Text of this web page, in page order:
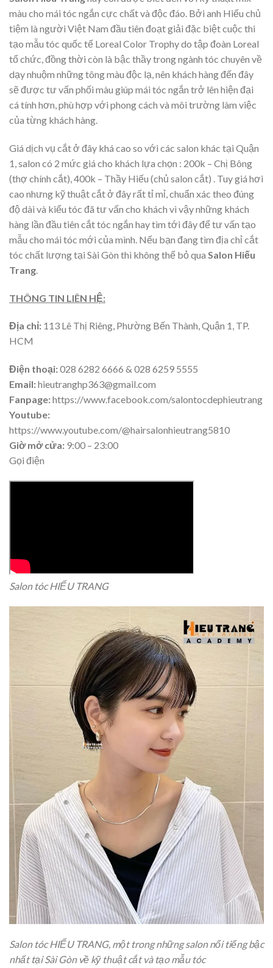
màu cho mái tóc ngắn cực chất và độc đáo. Bởi anh Hiếu chủ
tiệm là người Việt Nam đầu tiên đoạt giải đặc biệt cuộc thi
tạo mẫu tóc quốc tế Loreal Color Trophy do tập đoàn Loreal
tổ chức, đồng thời còn là bậc thầy trong ngành tóc chuyên về
dạy nhuộm những tông màu độc lạ, nên khách hàng đến đây
sẽ được tư vấn phối màu giúp mái tóc ngắn trở lên hiện đại
cá tính hơn, phù hợp với phong cách và môi trường làm việc
của từng khách hàng.
Giá dịch vụ cắt ở đây khá cao so với các salon khác tại Quận
1, salon có 2 mức giá cho khách lựa chọn : 200k – Chị Bông
(thợ chính cắt), 400k – Thầy Hiếu (chủ salon cắt) . Tuy giá hơi
cao nhưng kỹ thuật cắt ở đây rất tỉ mỉ, chuẩn xác theo đúng
độ dài và kiểu tóc đã tư vấn cho khách vì vậy những khách
hàng lần đầu tiên cắt tóc ngắn hay tìm tới đây để tư vấn tạo
mẫu cho mái tóc mới của mình. Nếu bạn đang tìm địa chỉ cắt
tóc chất lượng tại Sài Gòn thì không thể bỏ qua Salon Hiếu
Trang
THÔNG TIN LIÊN HỆ:
Địa chỉ: 113 Lê Thị Riêng, Phường Bến Thành, Quận 1, TP.
HCM
Điện thoại:028 6282 6666 & 028 6259 5555
Email:hieutranghp363@gmail.com
Fanpage:https://www.facebook.com/salontocdephieutrang
Youtube:
https://www.youtube.com/@hairsalonhieutrang5810
Giờ mở cửa: 9:00 – 23:00
Gọi điện
Salon tóc HIẾU TRANG
Salon tóc HIẾU TRANG, một trong những salon nổi tiếng bậc
nhất tại Sài Gòn về kỹ thuật cắt và tạo mẫu tóc